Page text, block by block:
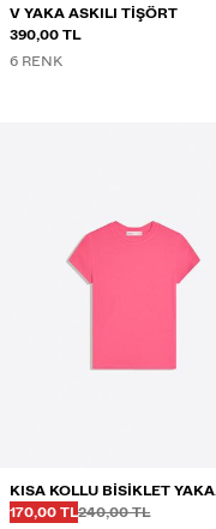
V YAKA ASKILI TIŞÖRT
390,00 TL
6 RENK
KISA KOLLU BISIKLET YAKA
TIŞÖRT
İNDIRIMLI FIYAT
170,00 TLÖnce
240,00 TL
Önce